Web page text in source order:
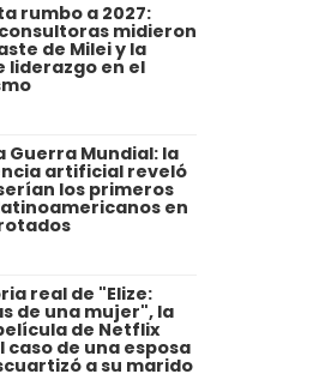
rumbo a 2027:
midieron
de Milei y la
liderazgo en el
Guerra Mundial: la
artificial reveló
los primeros
en
real de "Elize:
de una mujer", la
de Netflix
caso de una esposa
a su marido